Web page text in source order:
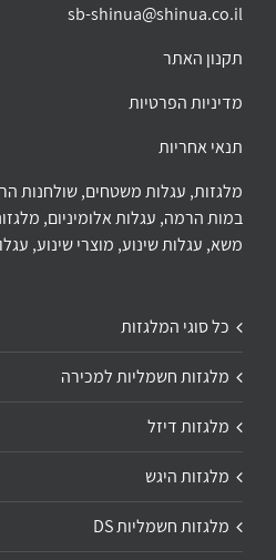
sb-shinua@shinua.co.il
תקנון האתר
מדיניות הפרטיות
תנאי אחריות
מלגזות, עגלות משטחים, שולחנות
במות הרמה, עגלות אלומיניום,
משא, עגלות שינוע, מוצרי שינוע,
כל סוגי המלגזות
מלגזות חשמליות למכירה
מלגזות דיזל
מלגזות היגש
מלגזות חשמליות DS